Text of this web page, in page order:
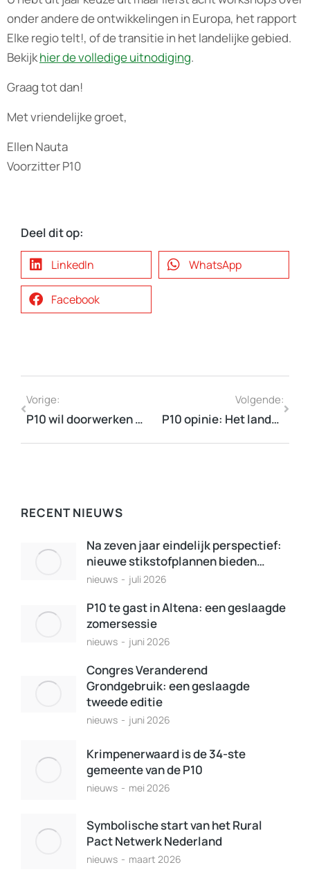
onder andere de ontwikkelingen in Europa, het rapport
Elke regio telt!, of de transitie in het landelijke gebied.
Bekijkhier de volledige uitnodiging.
Graag tot dan!
Met vriendelijke groet,
Ellen Nauta
Voorzitter P10
Deel dit op:
LinkedIn WhatsApp
Facebook
Vorige:
P10 wil doorwerken aan een vitaal platteland
Volgende:
P10 opinie: Het landelijk gebied omvat veel meer dan landbouw
RECENT NIEUWS
Na zeven jaar eindelijk perspectief:
nieuwe stikstofplannen bieden…
nieuws juli 2026
P10 te gast in Altena: een geslaagde
zomersessie
nieuws juni 2026
Congres Veranderend
Grondgebruik: een geslaagde
tweede editie
nieuws juni 2026
Krimpenerwaard is de 34-ste
gemeente van de P10
nieuws mei 2026
Symbolische start van het Rural
Pact Netwerk Nederland
nieuws maart 2026